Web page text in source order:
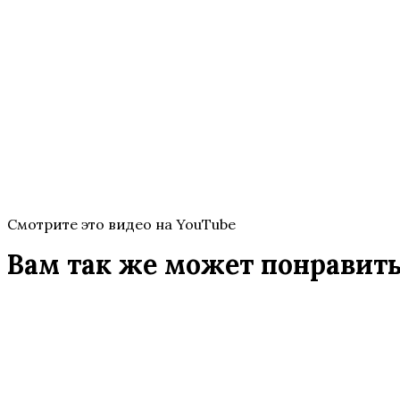
Смотрите это видео на YouTube
Вам так же может